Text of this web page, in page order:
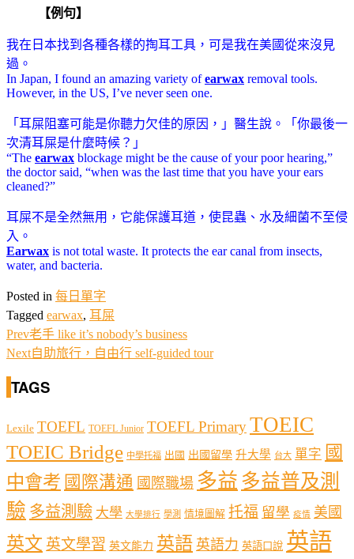
【例句】
我在日本找到各種各樣的掏耳工具，可是我在美國從來沒見
過。
In Japan, I found an amazing variety ofearwax removal tools.
However, in the US, I’ve never seen one.
「耳屎阻塞可能是你聽力欠佳的原因，」醫生說。「你最後一
次清耳屎是什麼時候？」
“The earwax blockage might be the cause of your poor hearing,”
the doctor said, “when was the last time that you have your ears
cleaned?”
耳屎不是全然無用，它能保護耳道，使昆蟲、水及細菌不至侵
入。
Earwax is not total waste. It protects the ear canal from insects,
water, and bacteria.
Posted in 每日單字
Tagged earwax, 耳屎
Prev老手 like it’s nobody’s business
Next自助旅行，自由行 self-guided tour
TAGS
Lexile TOEFL TOEFL Junior TOEFL PrimaryTOEIC
TOEIC Bridge 中學托福 出國 出國留學 升大學 台大 單字 國
中會考 國際溝通 國際職場 多益 多益普及測
驗 多益測驗 大學 大學排行 學測 情境圖解 托福 留學 疫情 美國
英文 英文學習 英文能力 英語 英語力 英語口說 英語